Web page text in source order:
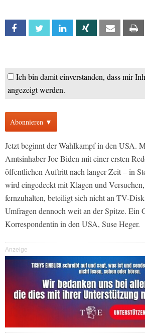
Facebook Twitter Linkedin Xing Email
Ich bin damit einverstanden, dass mir
angezeigt werden.
Abonnieren ▼
Jetzt beginnt der Wahlkampf in den USA.
Amtsinhaber Joe Biden mit einer ersten
öffentlichen Auftritt nach langer Zeit – in
wird eingedeckt mit Klagen und
fernzuhalten, beteiligt sich nicht an TV-
Umfragen dennoch weit an der Spitze. Ein
Korrespondentin in den USA, Suse Heger.
Anzeige